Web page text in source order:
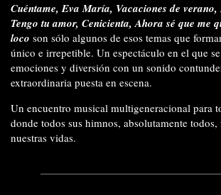
Cuéntame, Eva María, Vacaciones de
Tengo tu amor, Cenicienta, Ahora sé que me
loco son sólo algunos de esos temas que
único e irrepetible. Un espectáculo en el que
emociones y diversión con un sonido
extraordinaria puesta en escena.
Un encuentro musical multigeneracional para
donde todos sus himnos, absolutamente
nuestras vidas.